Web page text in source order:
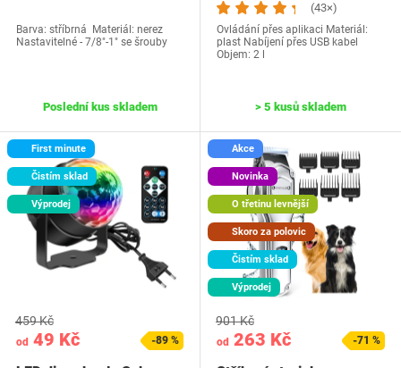
Barva: stříbrná Materiál: nerez
Nastavitelné - 7/8"-1" se šrouby
Poslední kus skladem
(43×)
Ovládání přes aplikaci Materiál:
plast Nabíjení přes USB kabel
Objem: 2 l
> 5 kusů skladem
First minute
Čistím sklad
Výprodej
od 49 Kč
459 Kč
-89 %
Akce
Novinka
O třetinu levnější
Skoro za polovic
Čistím sklad
Výprodej
od 263 Kč
901 Kč
-71 %